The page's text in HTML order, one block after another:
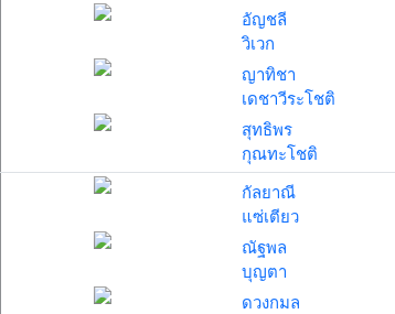
อัญชลี
วิเวก
ญาทิชา
เดชาวีระโชติ
สุทธิพร
กุณทะโชติ
กัลยาณี
แซ่เตียว
ณัฐพล
บุญตา
ดวงกมล